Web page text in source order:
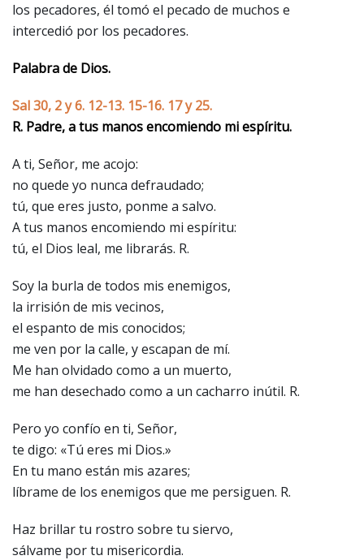
los pecadores, él tomó el pecado de muchos e
intercedió por los pecadores.
Palabra de Dios.
Sal 30, 2 y 6. 12-13. 15-16. 17 y 25.
R. Padre, a tus manos encomiendo mi espíritu.
A ti, Señor, me acojo:
no quede yo nunca defraudado;
tú, que eres justo, ponme a salvo.
A tus manos encomiendo mi espíritu:
tú, el Dios leal, me librarás. R.
Soy la burla de todos mis enemigos,
la irrisión de mis vecinos,
el espanto de mis conocidos;
me ven por la calle, y escapan de mí.
Me han olvidado como a un muerto,
me han desechado como a un cacharro inútil. R.
Pero yo confío en ti, Señor,
te digo: «Tú eres mi Dios.»
En tu mano están mis azares;
líbrame de los enemigos que me persiguen. R.
Haz brillar tu rostro sobre tu siervo,
sálvame por tu misericordia.